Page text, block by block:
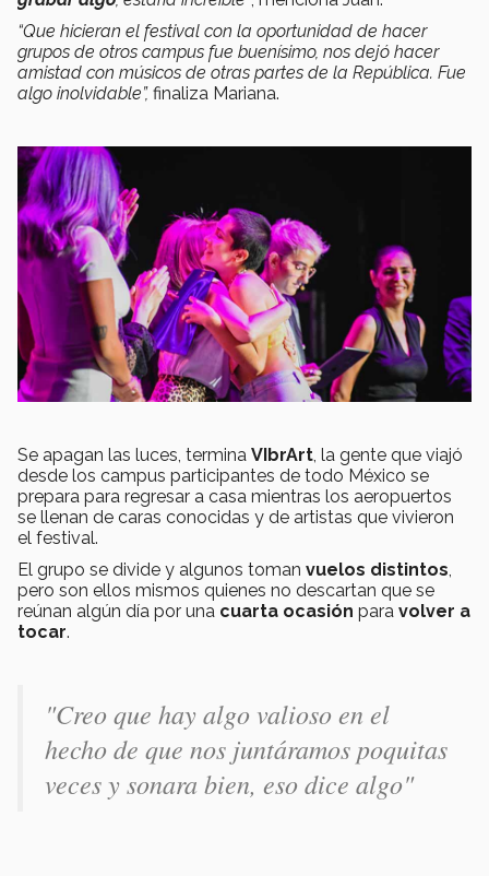
“Que hicieran el festival con la oportunidad de hacer
grupos de otros campus fue buenísimo, nos dejó hacer
amistad con músicos de otras partes de la República. Fue
algo inolvidable”, finaliza Mariana.
Se apagan las luces, termina VIbrArt, la gente que viajó
desde los campus participantes de todo México se
prepara para regresar a casa mientras los aeropuertos
se llenan de caras conocidas y de artistas que vivieron
el festival.
El grupo se divide y algunos toman vuelos distintos,
pero son ellos mismos quienes no descartan que se
reúnan algún día por una cuarta ocasión para volver a
tocar.
"Creo que hay algo valioso en el
hecho de que nos juntáramos poquitas
veces y sonara bien, eso dice algo"